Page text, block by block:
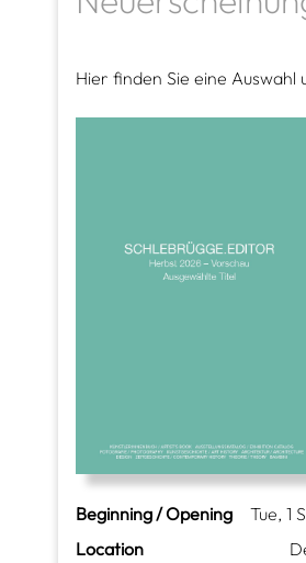
Hier finden Sie eine Auswahl
Beginning / Opening
Tue, 1
Location